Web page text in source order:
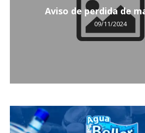
Aviso de perdida de
09/11/2024